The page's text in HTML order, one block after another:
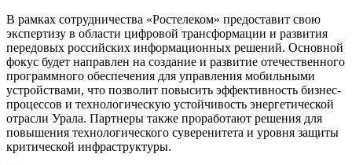
В рамках сотрудничества «Ростелеком» предоставит свою
экспертизу в области цифровой трансформации и развития
передовых российских информационных решений. Основной
фокус будет направлен на создание и развитие отечественного
программного обеспечения для управления мобильными
устройствами, что позволит повысить эффективность бизнес-
процессов и технологическую устойчивость энергетической
отрасли Урала. Партнеры также проработают решения для
повышения технологического суверенитета и уровня защиты
критической инфраструктуры.